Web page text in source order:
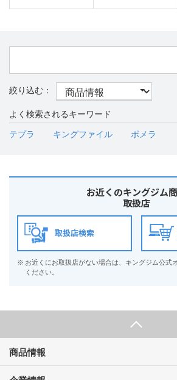
よく検索されるキーワード
テプラ キングファイル ポメラ
お近くのキングジム
取扱店
取扱店検索
※ お近くにお取扱店がない場合は、キングジム公式
ください。
商品情報